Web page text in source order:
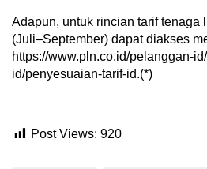
Adapun, untuk rincian tarif tenaga
(Juli–September) dapat diakses
https://www.pln.co.id/pelanggan-
id/penyesuaian-tarif-id.(*)
Post Views: 920